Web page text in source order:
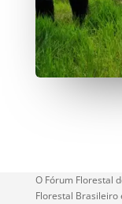
O Fórum Florestal
Florestal Brasileiro